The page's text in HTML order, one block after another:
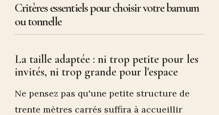
Critères essentiels pour choisir votre barnum
ou tonnelle
La taille adaptée : ni trop petite pour les
invités, ni trop grande pour l'espace
Ne pensez pas qu'une petite structure de
trente mètres carrés suffira à accueillir